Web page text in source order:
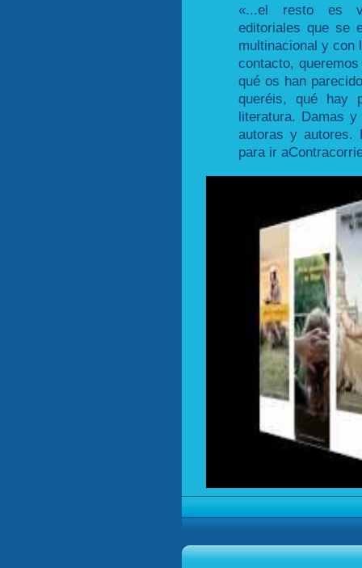
«...el resto es
editoriales que se
multinacional y con
contacto,
qué os han
queréis, qué hay
literatura. Damas
autoras y autores.
para ir